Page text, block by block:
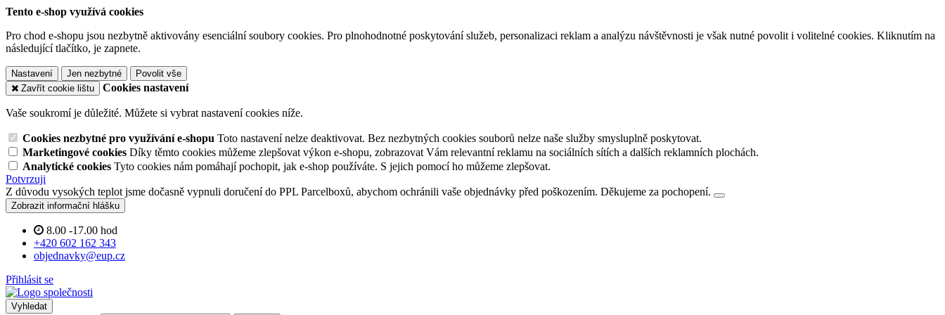
Tento e-shop využívá cookies
Pro chod e-shopu jsou nezbytně aktivovány esenciální soubory cookies. Pro plnohodnotné poskytování služeb, personalizaci reklam a analýzu návštěvnosti je však nutné povolit i volitelné cookies. Kliknutím na
následující tlačítko, je zapnete.
Nastavení Jen nezbytné
Povolit vše
Zavřít cookie lištu
Cookies nastavení
Vaše soukromí je důležité. Můžete si vybrat nastavení cookies níže.
Cookies nezbytné pro využívání e-shopu Toto nastavení nelze deaktivovat. Bez nezbytných cookies souborů nelze naše služby smysluplně poskytovat.
Marketingové cookies Díky těmto cookies můžeme zlepšovat výkon e-shopu, zobrazovat Vám relevantní reklamu na sociálních sítích a dalších reklamních plochách.
Analytické cookies Tyto cookies nám pomáhají pochopit, jak e-shop používáte. S jejich pomocí ho můžeme zlepšovat.
Potvrzuji
Z důvodu vysokých teplot jsme dočasně vypnuli doručení do PPL Parcelboxů, abychom ochránili vaše objednávky před poškozením. Děkujeme za pochopení.
Zobrazit informační hlášku
8.00 -17.00 hod
+420 602 162 343
objednavky@eup.cz
Přihlásit se
Vyhledat